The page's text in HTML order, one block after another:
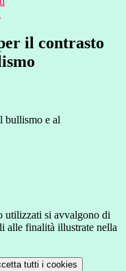
il contrasto
bullismo e al
utilizzati si avvalgono di
alle finalità illustrate nella
tutti i cookies